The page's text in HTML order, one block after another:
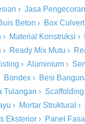
› Jasa
Beton › Box Culvert
› Material Konstruksi ›
› Ready Mix Mutu ›
› Aluminium ›
Bondex › Besi
Tulangan › Scaffolding
› Mortar Struktural ›
Eksterior › Panel